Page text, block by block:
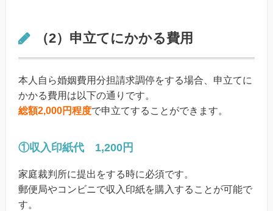
（2）申立てにかかる費用
本人自ら婚姻費用分担請求調停をする場合、申立てに
かかる費用は以下の通りです。
総額2,000円程度で申立てすることができます。
①収入印紙代 1,200円
家庭裁判所に提出をする時に必須です。
郵便局やコンビニで収入印紙を購入することが可能で
す。